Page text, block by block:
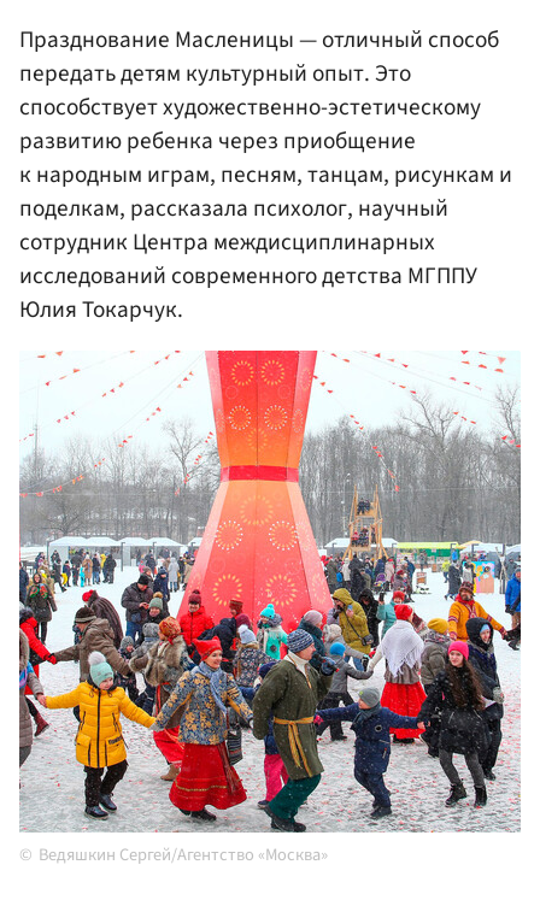
Празднование Масленицы — отличный способ
передать детям культурный опыт. Это
способствует художественно-эстетическому
развитию ребенка через приобщение
к народным играм, песням, танцам, рисункам и
поделкам, рассказала психолог, научный
сотрудник Центра междисциплинарных
исследований современного детства МГППУ
Юлия Токарчук.
Ведяшкин Сергей/Агентство «Москва»